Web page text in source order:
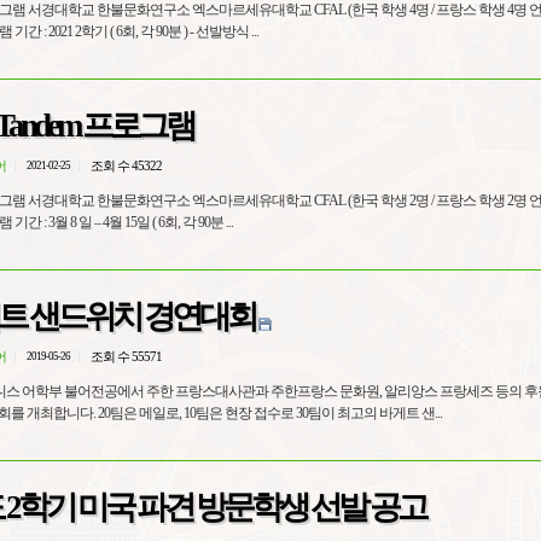
4명 언어 교환 ) -
참가학생 : 4명 - 프로그램 기간 : 2021 2학기 ( 6회, 각 90분 ) - 선발방식 ...
1학기 Tandem 프로그램
2021-02-25 조회 수 45322
2명 언어 교환 ) -
- 프로그램 기간 : 3월 8 일 – 4월 15일 ( 6회, 각 90분 ...
샌드위치 경연대회
2019-05-26 조회 수 55571
어학부 불어전공에서 주한 프랑스대사관과 주한프랑스 문화원, 알리앙스 프랑세즈 등의 후
를 개최합니다. 20팀은 메일로, 10팀은 현장 접수로 30팀이 최고의 바게트 샌...
2학기 미국 파견 방문학생 선발 공고